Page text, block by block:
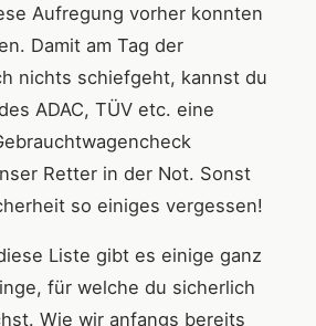
Aufregung vorher konnten
Damit am Tag der
nichts schiefgeht, kannst du
ADAC, TÜV etc. eine
Retter in der Not. Sonst
so einiges vergessen!
Liste gibt es einige ganz
für welche du sicherlich
Wie wir anfangs bereits